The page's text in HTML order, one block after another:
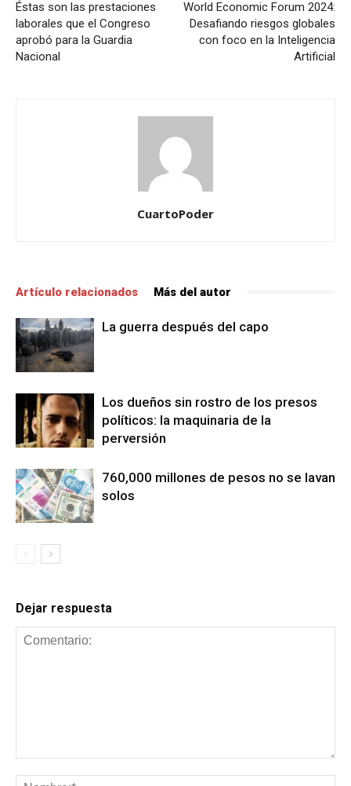
Éstas son las prestaciones
laborales que el Congreso
aprobó para la Guardia
Nacional
World Economic Forum 2024:
Desafiando riesgos globales
con foco en la Inteligencia
Artificial
CuartoPoder
Artículo relacionados Más del autor
La guerra después del capo
Los dueños sin rostro de los presos
políticos: la maquinaria de la
perversión
760,000 millones de pesos no se lavan
solos
Dejar respuesta